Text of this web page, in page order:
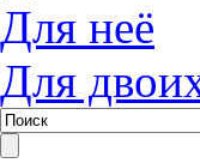
Для неё
Для